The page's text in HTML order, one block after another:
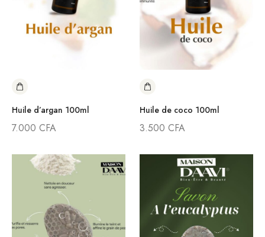
Huile d’argan 100ml
7.000 CFA
Huile de coco 100ml
3.500 CFA